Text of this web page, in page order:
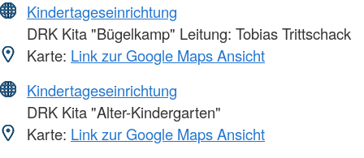
Kindertageseinrichtung
DRK Kita "Bügelkamp" Leitung: Tobias Trittschack
Karte: Link zur Google Maps Ansicht
Kindertageseinrichtung
DRK Kita "Alter-Kindergarten"
Karte: Link zur Google Maps Ansicht